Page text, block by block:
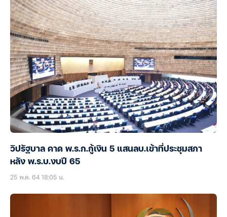
วิปรัฐบาล คาด พ.ร.ก.กู้เงิน 5 แสนลบ.เข้าที่ประชุมสภา
หลัง พ.ร.บ.งบปี 65
25 พ.ค. 64 18:05 น.